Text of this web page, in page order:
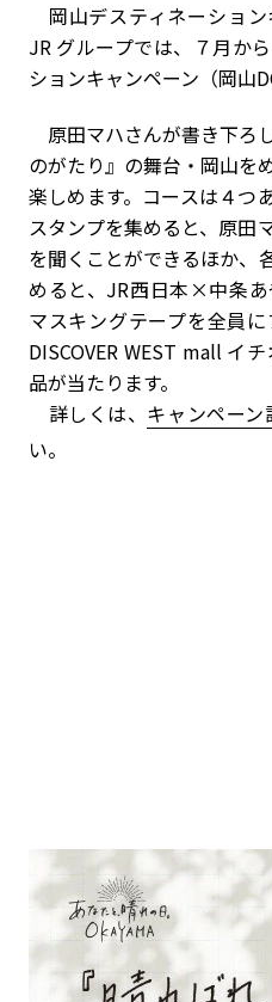
岡山デスティネーショ
JR グループでは、７月か
ションキャンペーン（岡山
原田マハさんが書き下ろ
のがたり』の舞台・岡山を
楽しめます。コースは４つ
スタンプを集めると、原田
を聞くことができるほか、
めると、JR西日本×中条
マスキングテープを全員
DISCOVER WEST mall イ
品が当たります。
詳しくは、 キャンペーン
い。